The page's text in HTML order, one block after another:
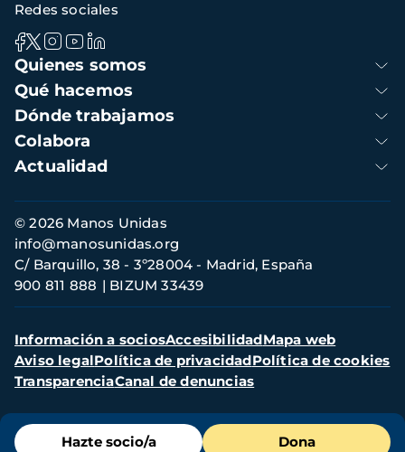
Menú
Hazte socio/a Dona
Navegación
principal
Quienes somos
Qué hacemos
Dónde trabajamos
Colabora
Actualidad
Redes sociales
Información
de
contacto
© 2026 Manos Unidas
C/ Barquillo, 38 - 3º28004 - Madrid, España
900 811 888
BIZUM 33439
info@manosunidas.org
Menú
secundario
Información a sociosAccesibilidadMapa web
Aviso legalPolítica de privacidadPolítica de cookies
TransparenciaCanal de denuncias